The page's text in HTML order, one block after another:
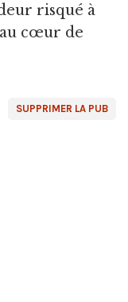
risqué à
cœur de
SUPPRIMER LA PUB